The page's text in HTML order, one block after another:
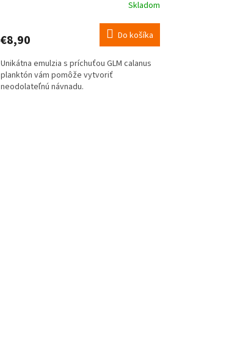
Skladom
€8,90 Do košíka
Unikátna emulzia s príchuťou GLM calanus
planktón vám pomôže vytvoriť
neodolateľnú návnadu.